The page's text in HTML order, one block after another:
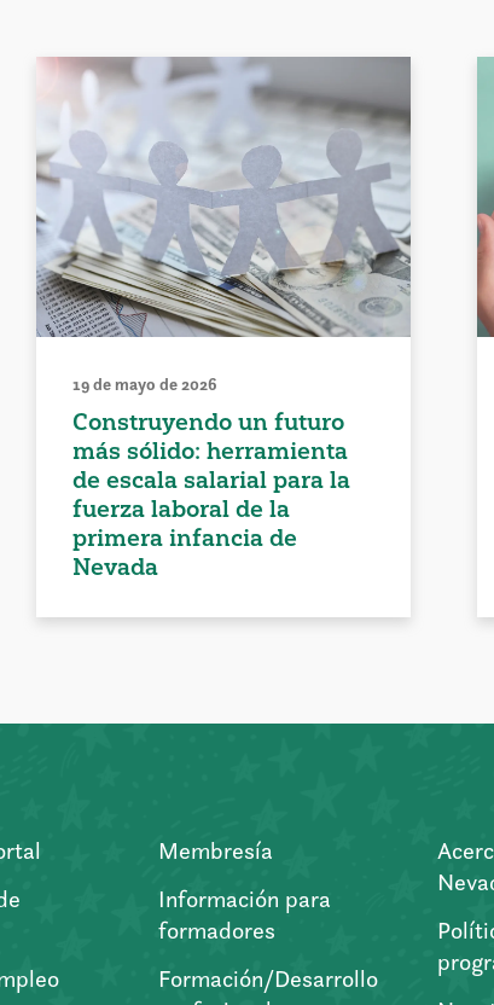
19 de mayo de 2026
Construyendo un futuro
más sólido: herramienta
de escala salarial para la
fuerza laboral de la
primera infancia de
Nevada
Membresía
Información para
formadores
Formación/Desarrollo